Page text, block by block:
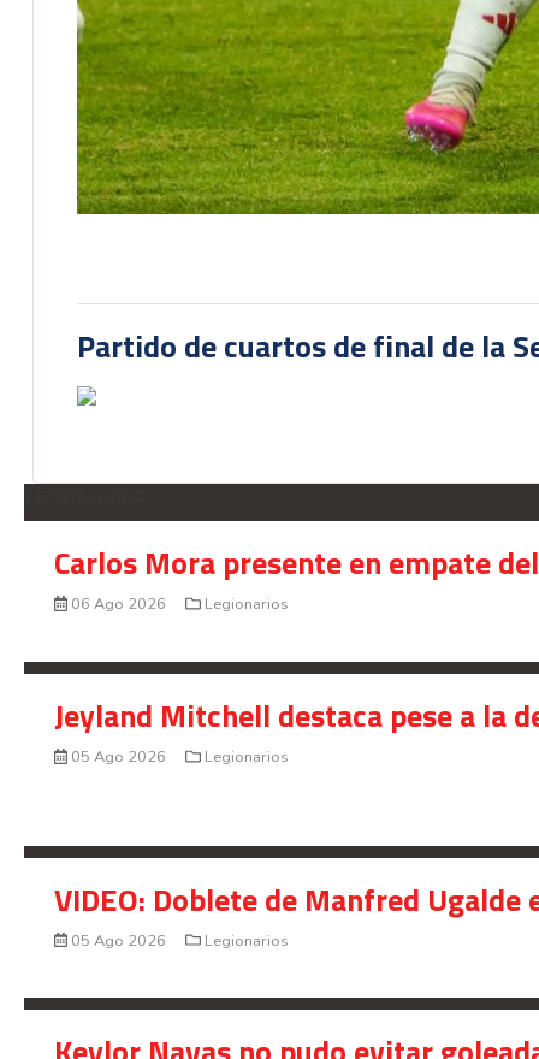
Partido de cuartos de final de la
Carlos Mora presente en empate
06 Ago 2026 Legionarios
Jeyland Mitchell destaca pese a la
05 Ago 2026 Legionarios
VIDEO: Doblete de Manfred
05 Ago 2026 Legionarios